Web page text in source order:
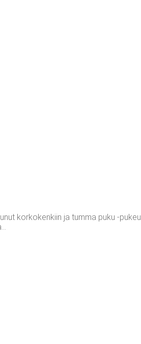
korkokenkiin ja tumma puku -